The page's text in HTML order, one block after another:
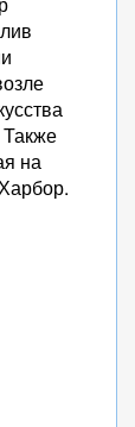
Также
на